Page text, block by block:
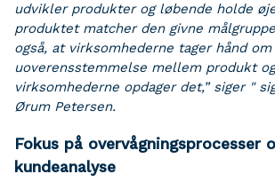
udvikler produkter og løbende holde
produktet matcher den givne
også, at virksomhederne tager hånd om
uoverensstemmelse mellem produkt
virksomhederne opdager det,” siger "
Ørum Petersen.
Fokus på overvågningsprocesser
kundeanalyse